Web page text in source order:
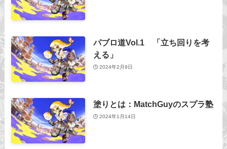
パブロ道Vol.1 「立ち回りを考
える」
2024年2月9日
塗りとは：MatchGuyのスプラ塾
2024年1月14日